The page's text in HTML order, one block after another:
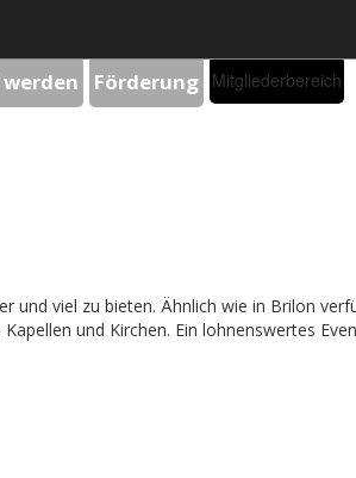
Förderung Mitgliederbereich
viel zu bieten. Ähnlich wie in Brilon
und Kirchen. Ein lohnenswertes